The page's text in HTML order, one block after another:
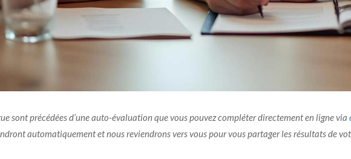
sont précédées d’une auto-évaluation que vous pouvez compléter directement en ligne via
automatiquement et nous reviendrons vers vous pour vous partager les résultats de